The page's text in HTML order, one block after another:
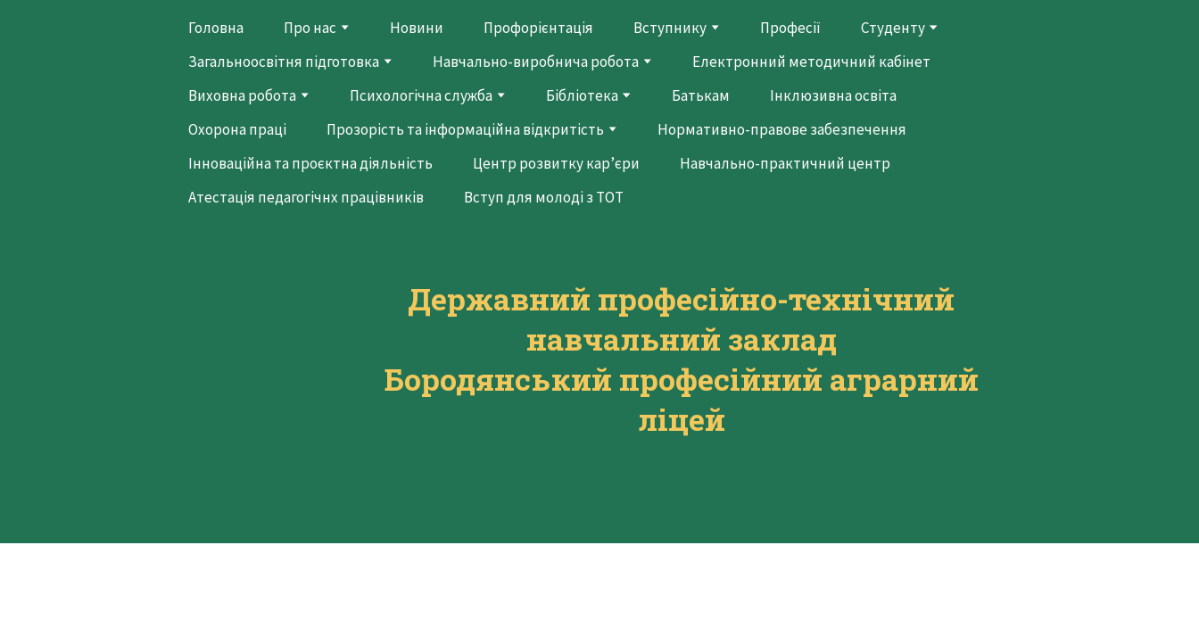
Головна Про нас Новини Профорієнтація Вступнику Професії
Студенту
Загальноосвітня підготовка
Навчально-виробнича робота
Електронний методичний кабінет
Виховна робота
Психологічна служба Бібліотека Батькам
Інклюзивна освіта
Охорона праці
Прозорість та інформаційна відкритість
Нормативно-правове забезпечення
Інноваційна та проєктна діяльність
Центр розвитку кар’єри
Навчально-практичний центр
Атестація педагогічнх працівників
Вступ для молоді з ТОТ
Державний професійно-технічний
навчальний заклад
Бородянський професійний аграрний
ліцей